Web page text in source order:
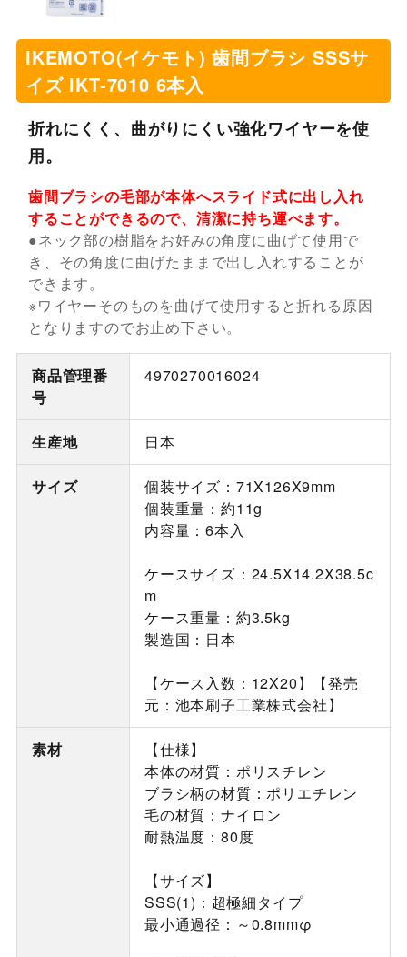
IKEMOTO(イケモト) 歯間ブラシ SSSサ
イズ IKT-7010 6本入
折れにくく、曲がりにくい強化ワイヤーを使
用。
歯間ブラシの毛部が本体へスライド式に出し入れ
することができるので、清潔に持ち運べます。
●ネック部の樹脂をお好みの角度に曲げて使用で
き、その角度に曲げたままで出し入れすることが
できます。
※ワイヤーそのものを曲げて使用すると折れる原因
となりますのでお止め下さい。
商品管理番
号
4970270016024
生産地 日本
サイズ
個装サイズ：71X126X9mm
個装重量：約11g
内容量：6本入
ケースサイズ：24.5X14.2X38.5c
m
ケース重量：約3.5kg
製造国：日本
【ケース入数：12X20】【発売
元：池本刷子工業株式会社】
素材
【仕様】
本体の材質：ポリスチレン
ブラシ柄の材質：ポリエチレン
毛の材質：ナイロン
耐熱温度：80度
【サイズ】
SSS(1)：超極細タイプ
最小通過径：～0.8mmφ